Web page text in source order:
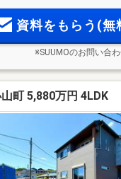
資料をもらう(無
※SUUMOのお問い合
町 5,880万円 4LDK